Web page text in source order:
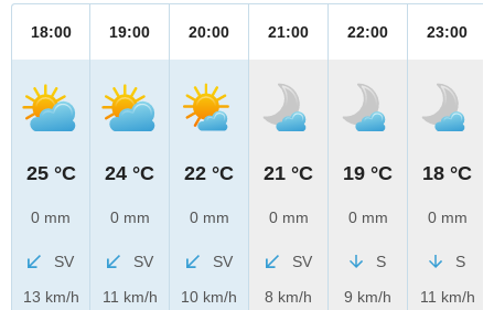
18:00
25 °C
0 mm
SV
13 km/h
19:00
24 °C
0 mm
SV
11 km/h
20:00
22 °C
0 mm
SV
10 km/h
21:00
21 °C
0 mm
SV
8 km/h
22:00
19 °C
0 mm
S
9 km/h
23:00
18 °C
0 mm
S
11 km/h